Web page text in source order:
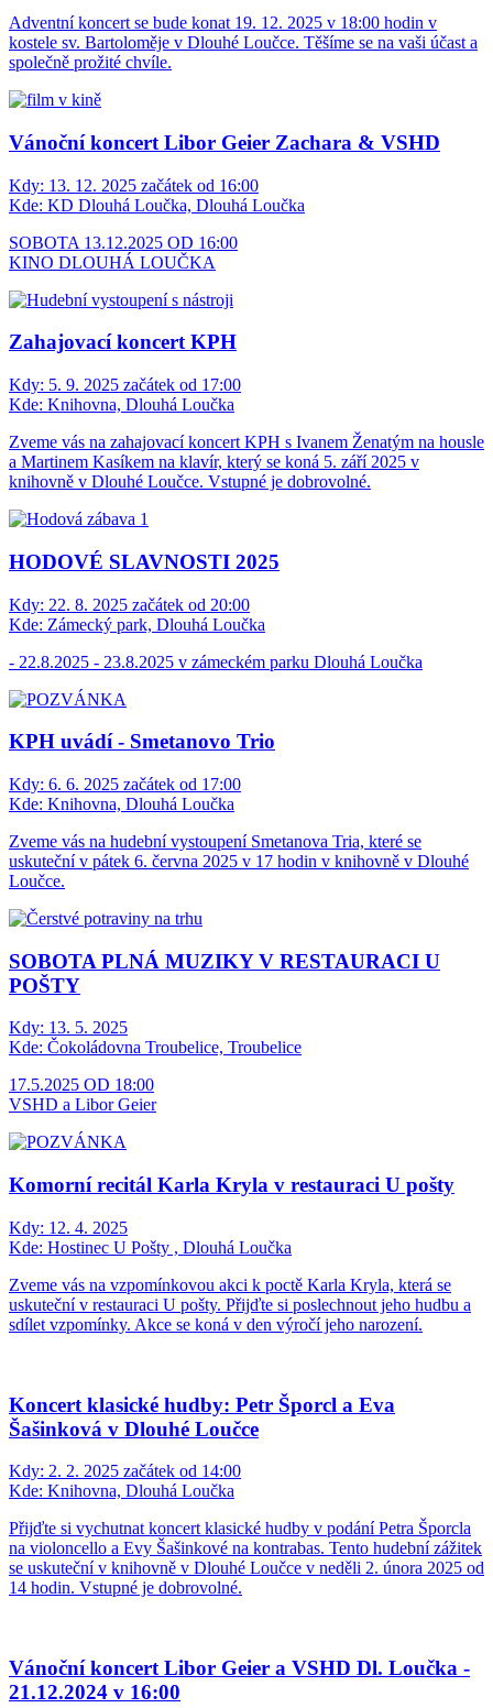
Adventní koncert se bude konat 19. 12. 2025 v 18:00 hodin v
kostele sv. Bartoloměje v Dlouhé Loučce. Těšíme se na vaši účast a
společně prožité chvíle.
Vánoční koncert Libor Geier Zachara & VSHD
Kdy: 13. 12. 2025 začátek od 16:00
Kde: KD Dlouhá Loučka, Dlouhá Loučka
SOBOTA 13.12.2025 OD 16:00
KINO DLOUHÁ LOUČKA
Zahajovací koncert KPH
Kdy: 5. 9. 2025 začátek od 17:00
Kde: Knihovna, Dlouhá Loučka
Zveme vás na zahajovací koncert KPH s Ivanem Ženatým na housle
a Martinem Kasíkem na klavír, který se koná 5. září 2025 v
knihovně v Dlouhé Loučce. Vstupné je dobrovolné.
HODOVÉ SLAVNOSTI 2025
Kdy: 22. 8. 2025 začátek od 20:00
Kde: Zámecký park, Dlouhá Loučka
- 22.8.2025 - 23.8.2025 v zámeckém parku Dlouhá Loučka
KPH uvádí - Smetanovo Trio
Kdy: 6. 6. 2025 začátek od 17:00
Kde: Knihovna, Dlouhá Loučka
Zveme vás na hudební vystoupení Smetanova Tria, které se
uskuteční v pátek 6. června 2025 v 17 hodin v knihovně v Dlouhé
Loučce.
SOBOTA PLNÁ MUZIKY V RESTAURACI U
POŠTY
Kdy: 13. 5. 2025
Kde: Čokoládovna Troubelice, Troubelice
17.5.2025 OD 18:00
VSHD a Libor Geier
Komorní recitál Karla Kryla v restauraci U pošty
Kdy: 12. 4. 2025
Kde: Hostinec U Pošty , Dlouhá Loučka
Zveme vás na vzpomínkovou akci k poctě Karla Kryla, která se
uskuteční v restauraci U pošty. Přijďte si poslechnout jeho hudbu a
sdílet vzpomínky. Akce se koná v den výročí jeho narození.
Koncert klasické hudby: Petr Šporcl a Eva
Šašinková v Dlouhé Loučce
Kdy: 2. 2. 2025 začátek od 14:00
Kde: Knihovna, Dlouhá Loučka
Přijďte si vychutnat koncert klasické hudby v podání Petra Šporcla
na violoncello a Evy Šašinkové na kontrabas. Tento hudební zážitek
se uskuteční v knihovně v Dlouhé Loučce v neděli 2. února 2025 od
14 hodin. Vstupné je dobrovolné.
Vánoční koncert Libor Geier a VSHD Dl. Loučka -
21.12.2024 v 16:00